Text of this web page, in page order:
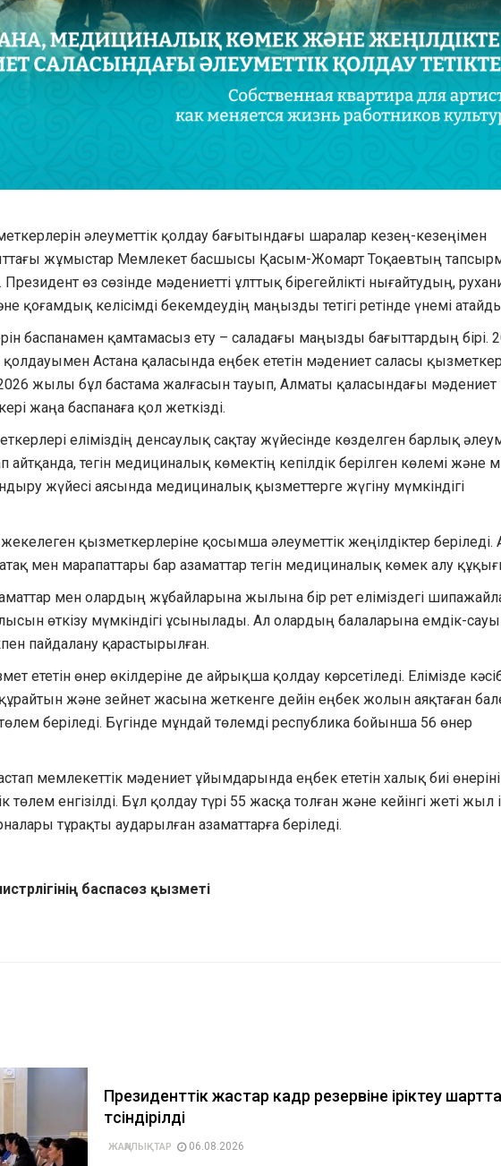
әлеуметтік қолдау бағытындағы шаралар кезең-кезеңімен
жұмыстар Мемлекет басшысы Қасым-Жомарт Тоқаевтың
өз сөзінде мәдениетті ұлттық бірегейлікті нығайтудың,
қоғамдық келісімді бекемдеудің маңызды тетігі ретінде үнемі
баспанамен қамтамасыз ету – саладағы маңызды бағыттардың бірі.
Астана қаласында еңбек ететін мәдениет саласы
2026 жылы бұл бастама жалғасын тауып, Алматы қаласындағы мәдениет
жаңа баспанаға қол жеткізді.
еліміздің денсаулық сақтау жүйесінде көзделген барлық
айтқанда, тегін медициналық көмектің кепілдік берілген көлемі және
жүйесі аясында медициналық қызметтерге жүгіну мүмкіндігі
қызметкерлеріне қосымша әлеуметтік жеңілдіктер беріледі.
мен марапаттары бар азаматтар тегін медициналық көмек алу
мен олардың жұбайларына жылына бір рет еліміздегі
өткізу мүмкіндігі ұсынылады. Ал олардың балаларына емдік-
пайдалану қарастырылған.
ететін өнер өкілдеріне де айрықша қолдау көрсетіледі. Елімізде
және зейнет жасына жеткенге дейін еңбек жолын аяқтаған
беріледі. Бүгінде мұндай төлемді республика бойынша 56 өнер
мемлекеттік мәдениет ұйымдарында еңбек ететін халық биі
төлем енгізілді. Бұл қолдау түрі 55 жасқа толған және кейінгі жеті жыл
тұрақты аударылған азаматтарға беріледі.
баспасөз қызметі
Президенттік жастар кадр резервіне іріктеу
түсіндірілді
ЖАҢАЛЫҚТАР 06.08.2026